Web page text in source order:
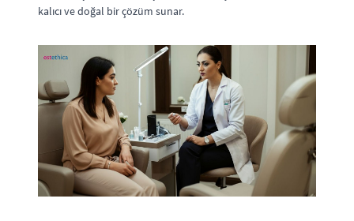
kalıcı ve doğal bir çözüm sunar.